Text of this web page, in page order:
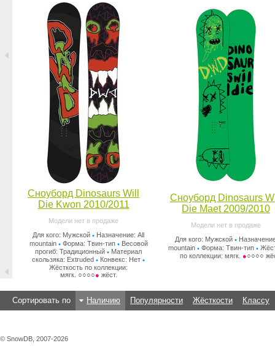
Сноуборд Dinosaurs Will
Die Kwon 2010/2011
Модели нет в продаже
Для кого: Мужской • Назначение: All
mountain• Форма: Твин-тип• Весовой
прогиб: Традиционный • Материал
скользяка: Extruded • Конвекс: Нет •
Жёсткость по коллекции:
мягк. ○○○○● жёст.
Сноуборд Dinosaurs
Die Maet 2009/2010
Модели нет в продаже
Для кого: Мужской •
mountain• Форма: Твин-тип•
по коллекции: мягк. ●○○○○
Сортировать по Наличию Популярности Жёсткости Классу
© SnowDB, 2007-2026